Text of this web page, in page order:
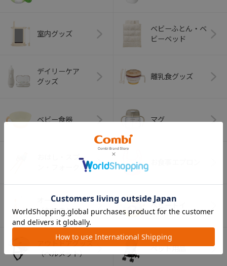
室内グッズ
ベビーふとん・ベ
ビーベッド
デイリーケア
グッズ
離乳食グッズ
ベビー食器 マグ
おはし・スプー
オーラルケア
（お口のケア）
ベビートイ
（ヘルメット）
ペット用品